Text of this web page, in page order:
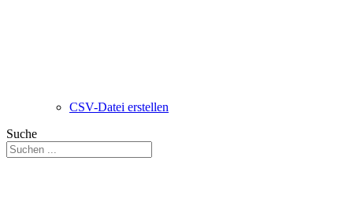
CSV-Datei erstellen
Suche